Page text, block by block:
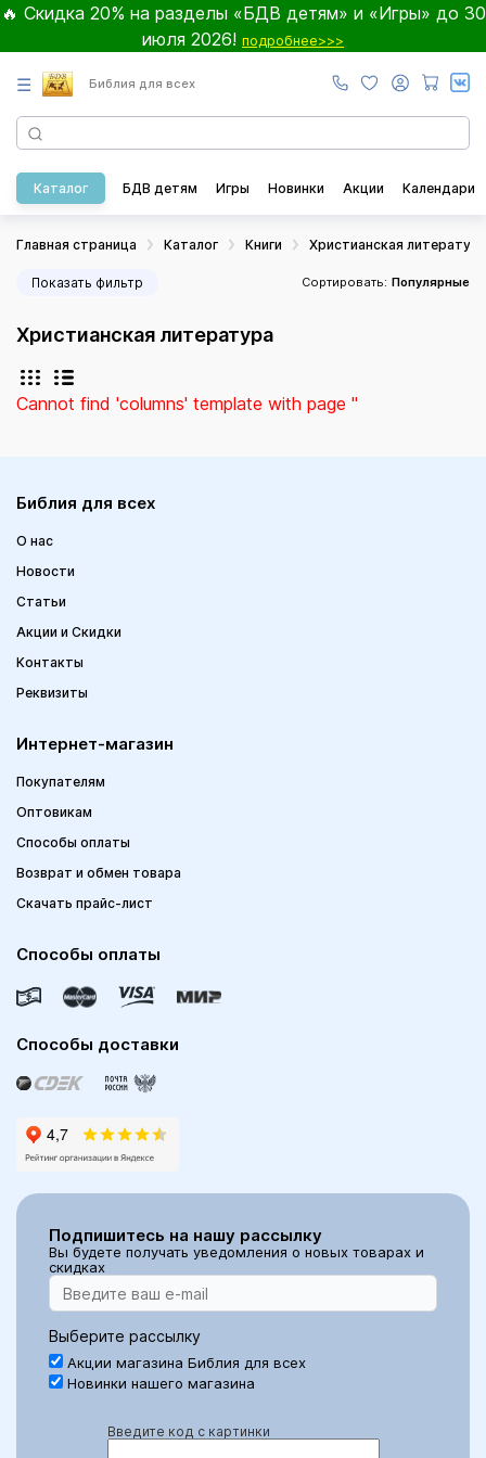
🔥 Скидка 20% на разделы «БДВ детям» и «Игры» до 30
июля 2026! подробнее>>>
☰ Библия для всех
Каталог БДВ детям Игры Новинки Акции Календари
Главная страница Каталог Книги Христианская литература
Показать фильтр Сортировать: Популярные
Христианская литература
Cannot find 'columns' template with page ''
Библия для всех
О нас
Новости
Статьи
Акции и Скидки
Контакты
Реквизиты
Интернет-магазин
Покупателям
Оптовикам
Способы оплаты
Возврат и обмен товара
Скачать прайс-лист
Способы оплаты
Способы доставки
Подпишитесь на нашу рассылку
Вы будете получать уведомления о новых товарах и
скидках
Выберите рассылку
Акции магазина Библия для всех
Новинки нашего магазина
Введите код с картинки